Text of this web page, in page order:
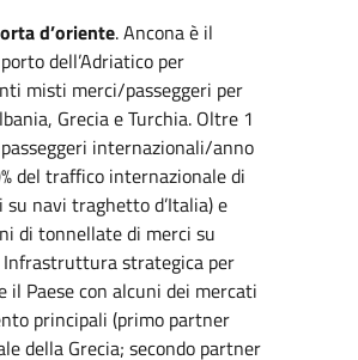
d’oriente. Ancona è il
dell’Adriatico per
misti merci/passeggeri per
Grecia e Turchia. Oltre 1
internazionali/anno
del traffico internazionale di
su navi traghetto d’Italia) e
di tonnellate di merci su
strategica per
il Paese con alcuni dei mercati
principali (primo partner
della Grecia; secondo partner